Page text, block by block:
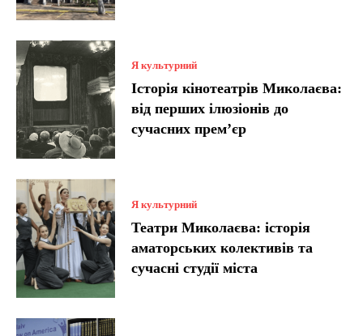
Я культурний
Історія кінотеатрів Миколаєва:
від перших ілюзіонів до
сучасних прем’єр
Я культурний
Театри Миколаєва: історія
аматорських колективів та
сучасні студії міста